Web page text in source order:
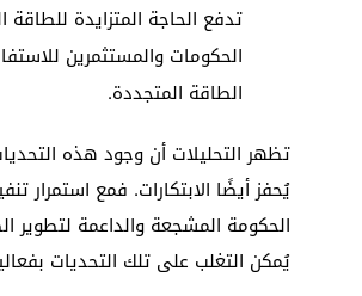
تدفع الحاجة المتزايدة للطاقة
الحكومات والمستثمرين
الطاقة المتجددة.
تظهر التحليلات أن وجود هذه
يُحفز أيضًا الابتكارات. فمع استمرار
الحكومة المشجعة والداعمة لتطوير
يُمكن التغلب على تلك التحديات